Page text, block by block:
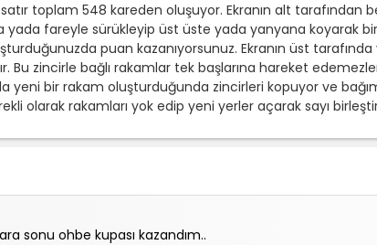
toplam 548 kareden oluşuyor. Ekranın alt tarafından
yada fareyle sürükleyip üst üste yada yanyana koyarak
puan kazanıyorsunuz. Ekranın üst tarafında
Bu zincirle bağlı rakamlar tek başlarına hareket
bir rakam oluşturduğunda zincirleri kopuyor ve
olarak rakamları yok edip yeni yerler açarak sayı
sonu ohbe kupası kazandım..